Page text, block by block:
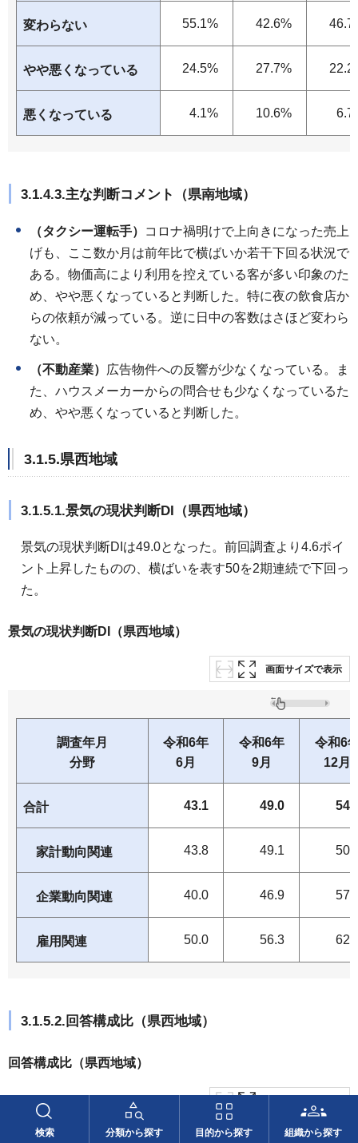
検索 分類から探す 目的から探す 組織から探す
変わらない 55.1% 42.6%
やや悪くなっている 24.5% 27.7%
悪くなっている 4.1% 10.6%
3.1.4.3.主な判断コメント（県南地域）
（タクシー運転手）
コロナ禍明けで上向きになった売上
げも、ここ数か月は前年比で横ばいか若干下回る状況で
ある。物価高により利用を控えている客が多い印象のた
め、やや悪くなっていると判断した。特に夜の飲食店か
らの依頼が減っている。逆に日中の客数はさほど変わら
ない。
（不動産業）
広告物件への反響が少なくなっている。ま
た、ハウスメーカーからの問合せも少なくなっているた
め、やや悪くなっていると判断した。
3.1.5.県西地域
3.1.5.1.景気の現状判断DI（県西地域）
景気の現状判断DIは49.0となった。前回調査より4.6ポイ
ント上昇したものの、横ばいを表す50を2期連続で下回っ
た。
景気の現状判断DI（県西地域）
画面サイズで表示
調査年月
分野
令和6年
6月
令和6年
9月
令和6
12月
合計 43.1 49.0
家計動向関連 43.8 49.1
企業動向関連 40.0 46.9
雇用関連 50.0 56.3
3.1.5.2.回答構成比（県西地域）
回答構成比（県西地域）